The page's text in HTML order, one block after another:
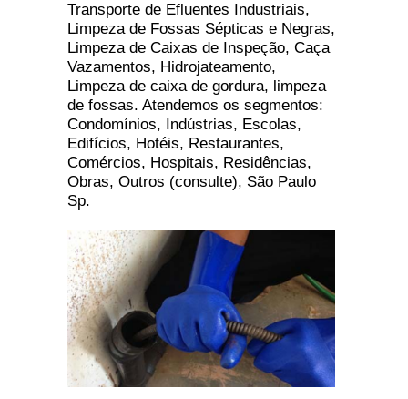
Transporte de Efluentes Industriais,
Limpeza de Fossas Sépticas e Negras,
Limpeza de Caixas de Inspeção, Caça
Vazamentos, Hidrojateamento,
Limpeza de caixa de gordura, limpeza
de fossas. Atendemos os segmentos:
Condomínios, Indústrias, Escolas,
Edifícios, Hotéis, Restaurantes,
Comércios, Hospitais, Residências,
Obras, Outros (consulte), São Paulo
Sp.